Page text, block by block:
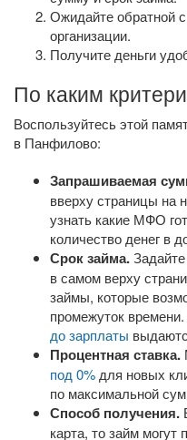
Ожидайте обратной
организации.
Получите деньги
По каким
Воспользуйтесь этой
в Панфилово:
Запрашиваемая
вверху страницы на
узнать какие МФО
количество денег в
Срок займа.
в самом верху
займы, которые
промежуток
до зарплаты
Процентная ставка.
под 0% для новых
по максимальной
Способ получения.
карта, то займ